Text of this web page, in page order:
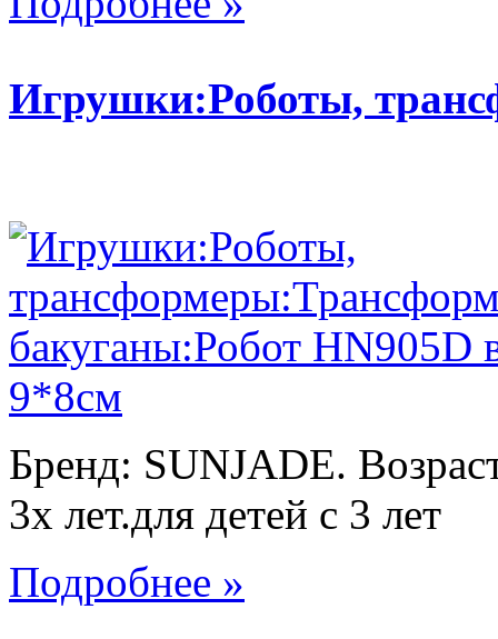
Игрушки:Роботы,
Бренд: SUNJADE.
3х лет.для детей с 3 лет
Подробнее »